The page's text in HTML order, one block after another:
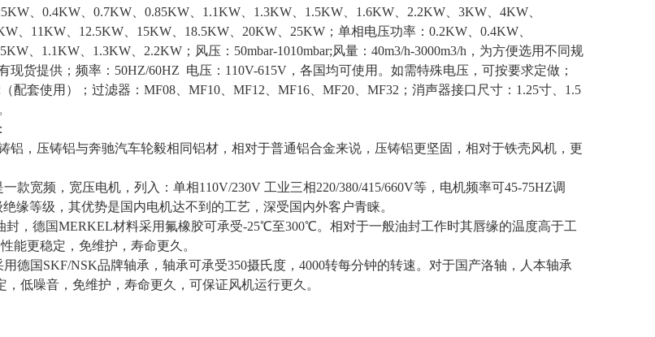
、0.4KW、0.7KW、0.85KW、1.1KW、1.3KW、1.5KW、1.6KW、2.2KW、3KW、4KW、
、11KW、12.5KW、15KW、18.5KW、20KW、25KW； 单相电压功率： 0.2KW、0.4KW、
、1.1KW、1.3KW、2.2KW； 风压： 50mbar-1010mbar;风量： 40m3/h-3000m3/h，为方便选用不同规
现货提供； 频率： 50HZ/60HZ 电压：110V-615V，各国均可使用。如需特殊电压，可按要求定做；
配套使用）； 过滤器： MF08、MF10、MF12、MF16、MF20、MF32； 消声器接口尺寸： 1.25寸、1.5
铝，压铸铝与奔驰汽车轮毅相同铝材，相对于普通铝合金来说，压铸铝更坚固，相对于铁壳风机，更
款宽频，宽压电机，列入：单相110V/230V 工业三相220/380/415/660V等，电机频率可45-75HZ调
缘等级，其优势是国内电机达不到的工艺，深受国内外客户青睐。
封，德国MERKEL材料采用氟橡胶可承受-25℃至300℃。相对于一般油封工作时其唇缘的温度高于工
能更稳定，免维护，寿命更久。
德国SKF/NSK品牌轴承，轴承可承受350摄氏度，4000转每分钟的转速。对于国产洛轴，人本轴承
，低噪音，免维护，寿命更久，可保证风机运行更久。